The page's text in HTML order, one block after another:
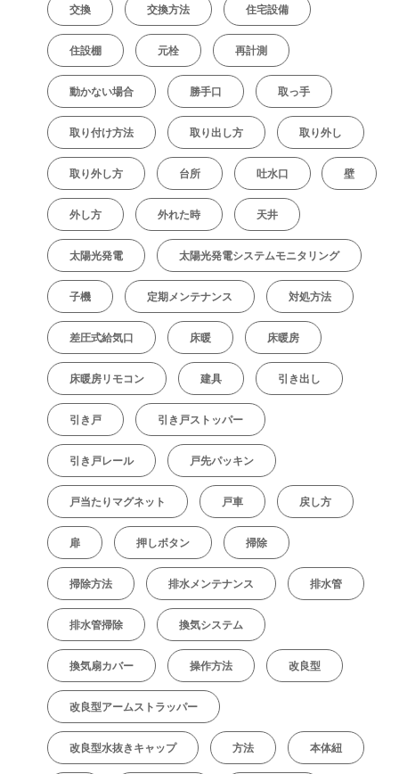
交換 交換方法 住宅設備
住設棚 元栓 再計測
動かない場合 勝手口 取っ手
取り付け方法 取り出し方 取り外し
取り外し方 台所 吐水口 壁
外し方 外れた時 天井
太陽光発電 太陽光発電システムモニタリング
子機 定期メンテナンス 対処方法
差圧式給気口 床暖 床暖房
床暖房リモコン 建具 引き出し
引き戸 引き戸ストッパー
引き戸レール 戸先パッキン
戸当たりマグネット 戸車 戻し方
扉 押しボタン 掃除
掃除方法 排水メンテナンス 排水管
排水管掃除 換気システム
換気扇カバー 操作方法 改良型
改良型アームストラッパー
改良型水抜きキャップ 方法 本体紐